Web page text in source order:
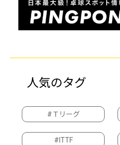
人気のタグ
#Ｔリーグ
#ITTF